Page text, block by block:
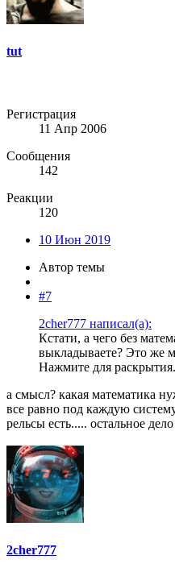
tut
Регистрация
11 Апр 2006
Сообщения
142
Реакции
120
10 Июн 2019
Автор темы
#7
2cher777 написал(а):
Кстати, а чего без
выкладываете? Это же
Нажмите для
а смысл? какая математика
все равно под каждую
рельсы есть..... остальное
2cher777